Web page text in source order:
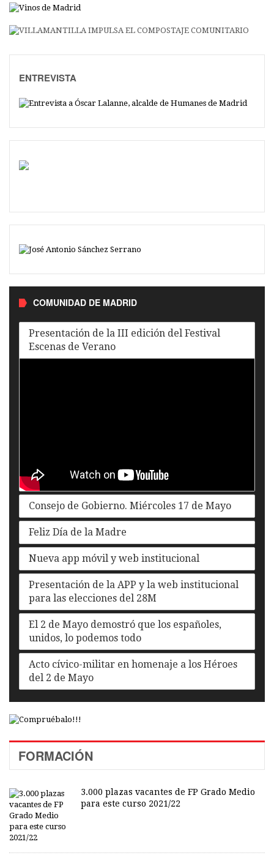
ENTREVISTA
COMUNIDAD DE MADRID
Presentación de la III edición del Festival
Escenas de Verano
Consejo de Gobierno. Miércoles 17 de Mayo
Feliz Día de la Madre
Nueva app móvil y web institucional
Presentación de la APP y la web institucional
para las elecciones del 28M
El 2 de Mayo demostró que los españoles,
unidos, lo podemos todo
Acto cívico-militar en homenaje a los Héroes
del 2 de Mayo
FORMACIÓN
3.000 plazas vacantes de FP Grado Medio
para este curso 2021/22